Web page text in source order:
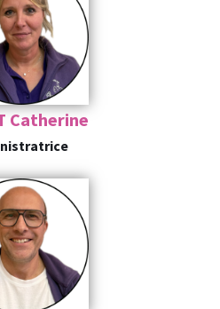
Catherine